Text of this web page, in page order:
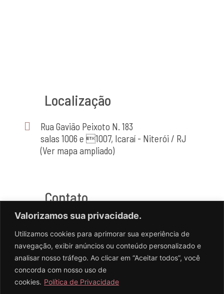
Valorizamos sua privacidade.
Utilizamos cookies para aprimorar sua experiência de
navegação, exibir anúncios ou conteúdo personalizado e
analisar nosso tráfego. Ao clicar em “Aceitar todos”, você
concorda com nosso uso de
cookies. Política de Privacidade
Localização
Rua Gavião Peixoto N. 183
salas 1006 e 1007, Icaraí - Niterói / RJ
(Ver mapa ampliado)
Contato
(21) 2714-4464
(21) 98556-2741